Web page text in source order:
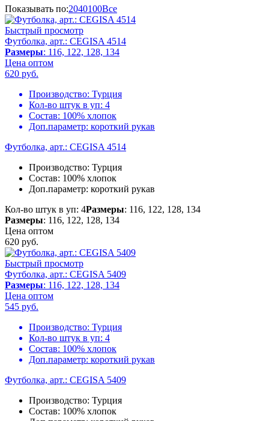
Показывать по:2040100Все
Быстрый просмотр
Футболка, арт.: CEGISA 4514
Размеры: 116, 122, 128, 134
Цена оптом
620 руб.
Производство: Турция
Кол-во штук в уп: 4
Состав: 100% хлопок
Доп.параметр: короткий рукав
Футболка, арт.: CEGISA 4514
Производство: Турция
Состав: 100% хлопок
Доп.параметр: короткий рукав
Кол-во штук в уп: 4Размеры: 116, 122, 128, 134
Размеры: 116, 122, 128, 134
Цена оптом
620 руб.
Быстрый просмотр
Футболка, арт.: CEGISA 5409
Размеры: 116, 122, 128, 134
Цена оптом
545 руб.
Производство: Турция
Кол-во штук в уп: 4
Состав: 100% хлопок
Доп.параметр: короткий рукав
Футболка, арт.: CEGISA 5409
Производство: Турция
Состав: 100% хлопок